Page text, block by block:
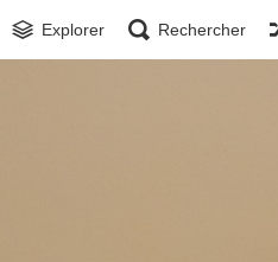
Explorer Rechercher